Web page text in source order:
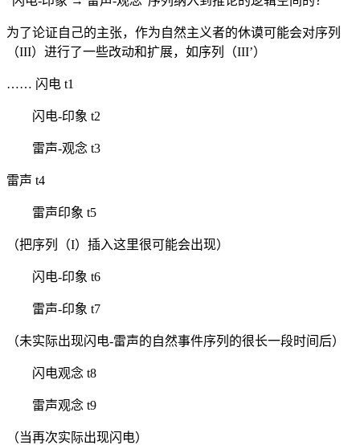
为了论证自己的主张，作为自然主义者的休谟可能会对序列
（III）进行了一些改动和扩展，如序列（III’）
…… 闪电 t1
闪电-印象 t2
雷声-观念 t3
雷声 t4
雷声印象 t5
（把序列（I）插入这里很可能会出现）
闪电-印象 t6
雷声-印象 t7
（未实际出现闪电-雷声的自然事件序列的很长一段时间后）
闪电观念 t8
雷声观念 t9
（当再次实际出现闪电）